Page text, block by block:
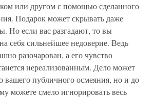
или другом с помощью сделанного
Подарок может скрывать даже
Но если вас разгадают, то вы
себя сильнейшее недоверие. Ведь
разочарован, а его чувство
нереализованным. Дело может
вашего публичного осмеяния, но и до
можете смело игнорировать весь